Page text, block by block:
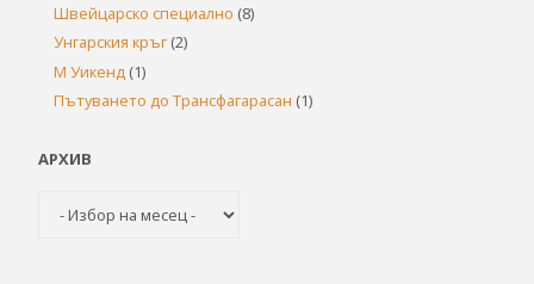
Швейцарско специално (8)
Унгарския кръг (2)
М Уикенд (1)
Пътуването до Трансфагарасан (1)
АРХИВ